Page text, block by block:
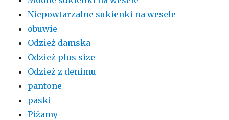
Niepowtarzalne sukienki na wesele
obuwie
Odzież damska
Odzież plus size
Odzież z denimu
pantone
paski
Piżamy